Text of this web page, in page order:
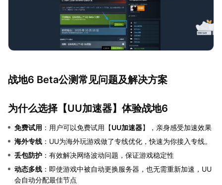
战地6 Beta公测常见问题及解决方案
为什么选择【UU加速器】体验战地6
免费试用 ：用户可以免费试用【UU加速器】，亲身感受加速效果
海外专线 ：UU为海外玩游戏做了专线优化，快速为你接入专线。
丢包防护 ：有效解决网络波动问题，保证游戏稳定性
动态多线 ：即使游戏中被自动更换服务器，也无需重新加速，UU
会自动分配最佳节点